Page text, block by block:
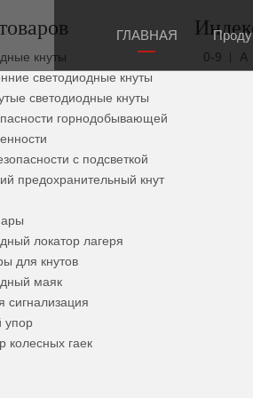
ГЛАВНАЯ
кнуты
светодиодные кнуты
светодиодные кнуты
горнодобывающей
с подсветкой
предохранительный кнут
локатор лагеря
для кнутов
маяк
сигнализация
упор
колесных гаек
0-9 A